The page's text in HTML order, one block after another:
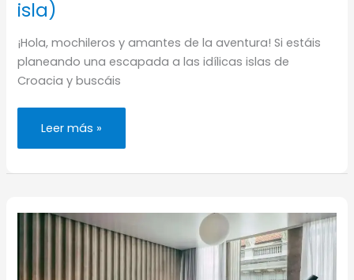
isla)
¡Hola, mochileros y amantes de la aventura! Si estáis
planeando una escapada a las idílicas islas de
Croacia y buscáis
Dónde
suelto
mejores
de
Leer más »